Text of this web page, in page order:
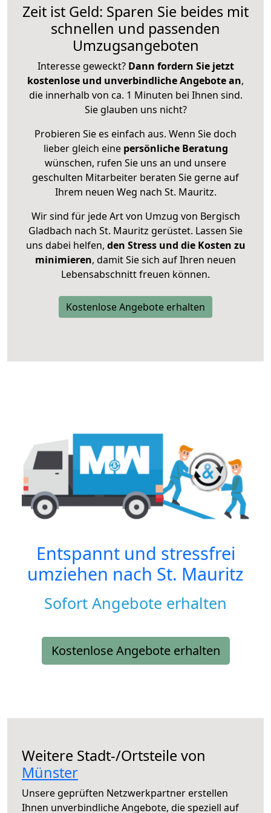
Zeit ist Geld: Sparen Sie beides mit
schnellen und passenden
Umzugsangeboten
Interesse geweckt? Dann fordern Sie jetzt
kostenlose und unverbindliche Angebote an,
die innerhalb von ca. 1 Minuten bei Ihnen sind.
Sie glauben uns nicht?
Probieren Sie es einfach aus. Wenn Sie doch
lieber gleich eine persönliche Beratung
wünschen, rufen Sie uns an und unsere
geschulten Mitarbeiter beraten Sie gerne auf
Ihrem neuen Weg nach St. Mauritz.
Wir sind für jede Art von Umzug von Bergisch
Gladbach nach St. Mauritz gerüstet. Lassen Sie
uns dabei helfen, den Stress und die Kosten zu
minimieren, damit Sie sich auf Ihren neuen
Lebensabschnitt freuen können.
Kostenlose Angebote erhalten
Entspannt und stressfrei
umziehen nach St. Mauritz
Sofort Angebote erhalten
Kostenlose Angebote erhalten
Weitere Stadt-/Ortsteile von
Münster
Unsere geprüften Netzwerkpartner erstellen
Ihnen unverbindliche Angebote, die speziell auf